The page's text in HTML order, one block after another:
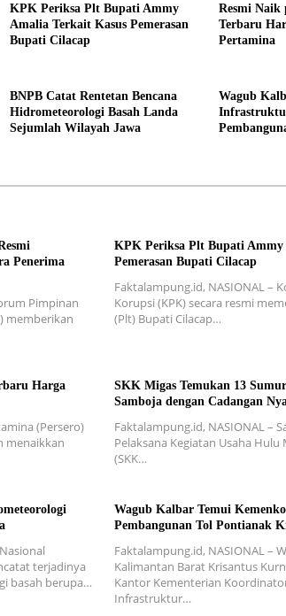
KPK Periksa Plt Bupati Ammy
Amalia Terkait Kasus Pemerasan
Bupati Cilacap
Resmi Naik
Terbaru
Pertamina
BNPB Catat Rentetan Bencana
Hidrometeorologi Basah Landa
Sejumlah Wilayah Jawa
Wagub
Penerima
Pimpinan
memberikan
KPK Periksa Plt Bupati Ammy
Pemerasan Bupati Cilacap
Faktalampung.id, NASIONAL –
Korupsi (KPK) secara resmi
(Plt) Bupati Cilacap…
Harga
(Persero)
menaikkan
SKK Migas Temukan 13
Samboja dengan Cadangan
Faktalampung.id, NASIONAL –
Pelaksana Kegiatan Usaha Hulu
(SKK…
terjadinya
basah berupa…
Wagub Kalbar Temui
Pembangunan Tol Pontianak
Faktalampung.id, NASIONAL –
Kalimantan Barat Krisantus
Kantor Kementerian
Infrastruktur…